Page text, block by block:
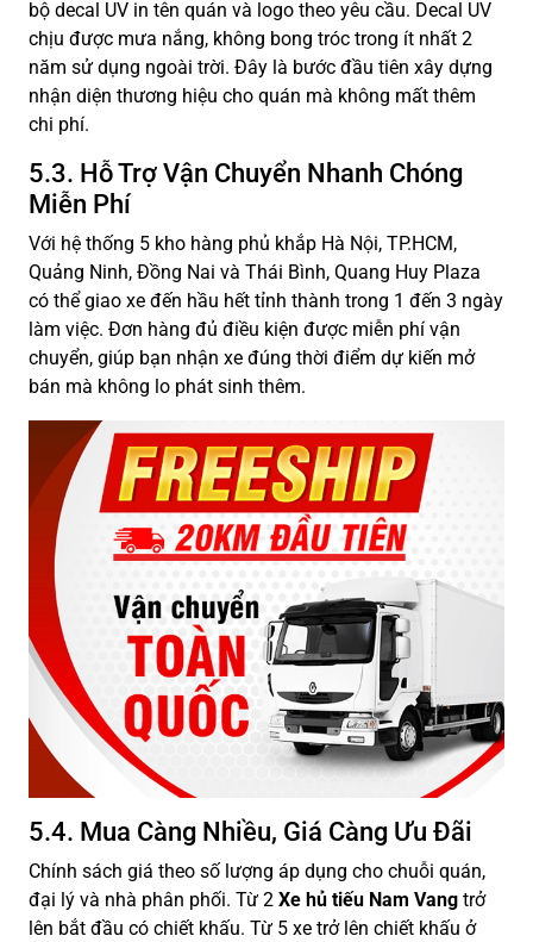
bộ decal UV in tên quán và logo theo yêu cầu. Decal UV
chịu được mưa nắng, không bong tróc trong ít nhất 2
năm sử dụng ngoài trời. Đây là bước đầu tiên xây dựng
nhận diện thương hiệu cho quán mà không mất thêm
chi phí.
5.3. Hỗ Trợ Vận Chuyển Nhanh Chóng
Miễn Phí
Với hệ thống 5 kho hàng phủ khắp Hà Nội, TP.HCM,
Quảng Ninh, Đồng Nai và Thái Bình, Quang Huy Plaza
có thể giao xe đến hầu hết tỉnh thành trong 1 đến 3 ngày
làm việc. Đơn hàng đủ điều kiện được miễn phí vận
chuyển, giúp bạn nhận xe đúng thời điểm dự kiến mở
bán mà không lo phát sinh thêm.
5.4. Mua Càng Nhiều, Giá Càng Ưu Đãi
Chính sách giá theo số lượng áp dụng cho chuỗi quán,
đại lý và nhà phân phối. Từ 2 Xe hủ tiếu Nam Vang trở
lên bắt đầu có chiết khấu. Từ 5 xe trở lên chiết khấu ở